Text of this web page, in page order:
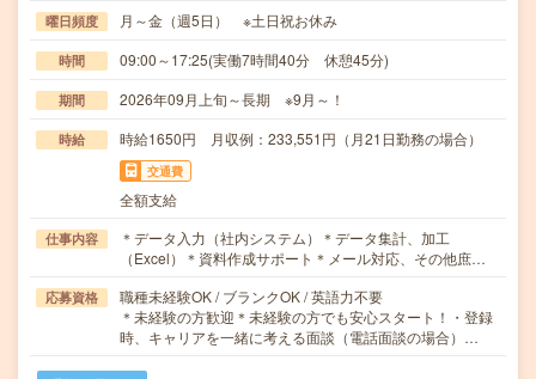
曜日頻度 月～金（週5日） ※土日祝お休み
時間 09:00～17:25(実働7時間40分 休憩45分)
期間 2026年09月上旬～長期 ※9月～！
時給 時給1650円 月収例：233,551円（月21日勤務の場合）
交通費
全額支給
仕事内容
＊データ入力（社内システム）＊データ集計、加工
（Excel）＊資料作成サポート＊メール対応、その他庶…
応募資格
職種未経験OK / ブランクOK / 英語力不要
＊未経験の方歓迎＊未経験の方でも安心スタート！・登録
時、キャリアを一緒に考える面談（電話面談の場合）…